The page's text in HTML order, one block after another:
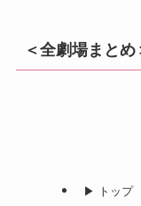
＜全劇場まとめ
▶︎ トップ